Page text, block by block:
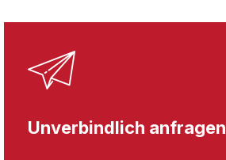
Unverbindlich anfragen